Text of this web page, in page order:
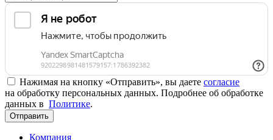
Нажимая на кнопку «Отправить», вы даете согласие
на обработку персональных данных. Подробнее об обработке
данных в Политике.
Отправить
Компания